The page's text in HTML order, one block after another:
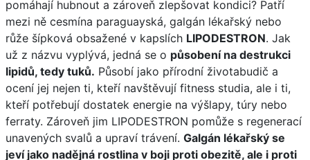
pomáhají hubnout a zároveň zlepšovat kondici? Patří
mezi ně cesmína paraguayská, galgán lékařský nebo
růže šípková obsažené v kapslích LIPODESTRON. Jak
už z názvu vyplývá, jedná se o působení na destrukci
lipidů, tedy tuků. Působí jako přírodní životabudič a
ocení jej nejen ti, kteří navštěvují fitness studia, ale i ti,
kteří potřebují dostatek energie na výšlapy, túry nebo
ferraty. Zároveň jim LIPODESTRON pomůže s regenerací
unavených svalů a upraví trávení. Galgán lékařský se
jeví jako nadějná rostlina v boji proti obezitě, ale i proti